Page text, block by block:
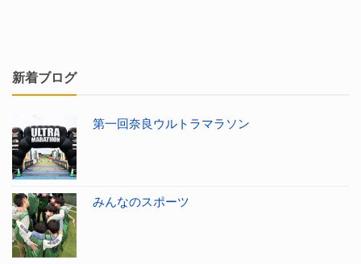
新着ブログ
第一回奈良ウルトラマラソン
みんなのスポーツ